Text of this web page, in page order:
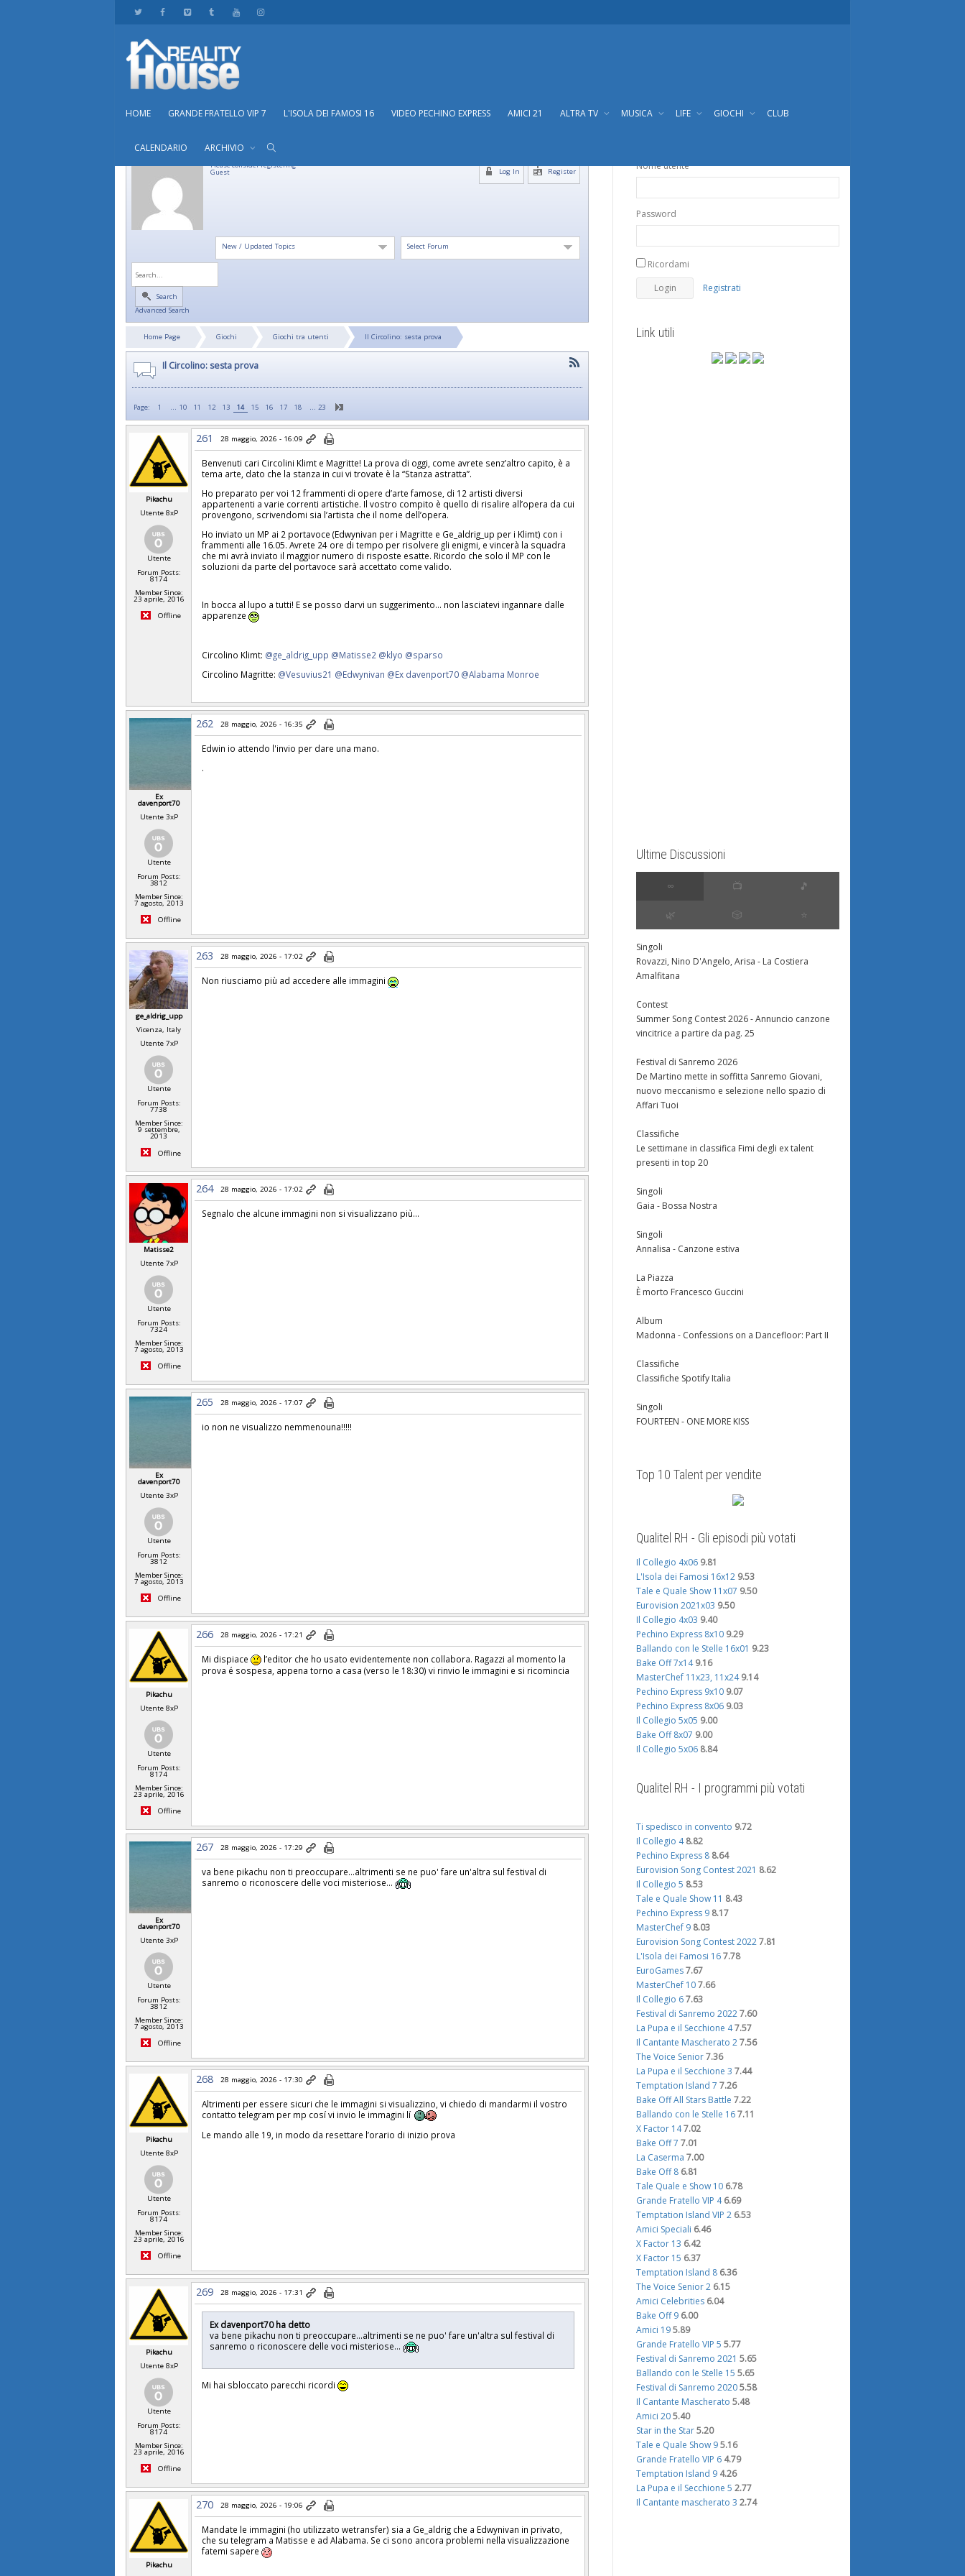
HOME GRANDE FRATELLO VIP 7 L'ISOLA DEI FAMOSI 16 VIDEO PECHINO EXPRESS AMICI 21 ALTRA TV MUSICA LIFE GIOCHI CLUB
CALENDARIO ARCHIVIO
Please consider registering
Guest Register
Log In
Select Forum
New / Updated Topics
Search
Advanced Search
Home Page Giochi Giochi tra utenti Il Circolino: sesta prova
Il Circolino: sesta prova
Page: 1 ... 10 11 12 13 14 15 16 17 18 … 23
Pikachu
Utente 8xP
Utente
Forum Posts:
8174
Member Since:
23 aprile, 2016
Offline
261 28 maggio, 2026 - 16:09
Benvenuti cari Circolini Klimt e Magritte! La prova di oggi, come avrete senz’altro capito, è a
tema arte, dato che la stanza in cui vi trovate è la “Stanza astratta”.
Ho preparato per voi 12 frammenti di opere d’arte famose, di 12 artisti diversi
appartenenti a varie correnti artistiche. Il vostro compito è quello di risalire all’opera da cui
provengono, scrivendomi sia l’artista che il nome dell’opera.
Ho inviato un MP ai 2 portavoce (Edwynivan per i Magritte e Ge_aldrig_up per i Klimt) con i
frammenti alle 16.05. Avrete 24 ore di tempo per risolvere gli enigmi, e vincerà la squadra
che mi avrà inviato il maggior numero di risposte esatte. Ricordo che solo il MP con le
soluzioni da parte del portavoce sarà accettato come valido.
In bocca al lupo a tutti! E se posso darvi un suggerimento… non lasciatevi ingannare dalle
apparenze
Circolino Klimt: @ge_aldrig_upp @Matisse2 @klyo @sparso
Circolino Magritte: @Vesuvius21 @Edwynivan @Ex davenport70 @Alabama Monroe
Ex
davenport70
Utente 3xP
Utente
Forum Posts:
3812
Member Since:
7 agosto, 2013
Offline
262 28 maggio, 2026 - 16:35
Edwin io attendo l'invio per dare una mano.
.
ge_aldrig_upp
Vicenza, Italy
Utente 7xP
Utente
Forum Posts:
7738
Member Since:
9 settembre,
2013
Offline
263 28 maggio, 2026 - 17:02
Non riusciamo più ad accedere alle immagini
Matisse2
Utente 7xP
Utente
Forum Posts:
7324
Member Since:
7 agosto, 2013
Offline
264 28 maggio, 2026 - 17:02
Segnalo che alcune immagini non si visualizzano più…
Ex
davenport70
Utente 3xP
Utente
Forum Posts:
3812
Member Since:
7 agosto, 2013
Offline
265 28 maggio, 2026 - 17:07
io non ne visualizzo nemmenouna!!!!!
Pikachu
Utente 8xP
Utente
Forum Posts:
8174
Member Since:
23 aprile, 2016
Offline
266 28 maggio, 2026 - 17:21
Mi dispiace
l’editor che ho usato evidentemente non collabora. Ragazzi al momento la
prova é sospesa, appena torno a casa (verso le 18:30) vi rinvio le immagini e si ricomincia
Ex
davenport70
Utente 3xP
Utente
Forum Posts:
3812
Member Since:
7 agosto, 2013
Offline
267 28 maggio, 2026 - 17:29
va bene pikachu non ti preoccupare...altrimenti se ne puo' fare un'altra sul festival di
sanremo o riconoscere delle voci misteriose...
Pikachu
Utente 8xP
Utente
Forum Posts:
8174
Member Since:
23 aprile, 2016
Offline
268 28 maggio, 2026 - 17:30
Altrimenti per essere sicuri che le immagini si visualizzino, vi chiedo di mandarmi il vostro
contatto telegram per mp cosí vi invio le immagini lí
Le mando alle 19, in modo da resettare l’orario di inizio prova
Pikachu
Utente 8xP
Utente
Forum Posts:
8174
Member Since:
23 aprile, 2016
Offline
269 28 maggio, 2026 - 17:31
Ex davenport70 ha detto
va bene pikachu non ti preoccupare...altrimenti se ne puo' fare un'altra sul festival di
sanremo o riconoscere delle voci misteriose...
Mi hai sbloccato parecchi ricordi
Pikachu
270 28 maggio, 2026 - 19:06
Mandate le immagini (ho utilizzato wetransfer) sia a Ge_aldrig che a Edwynivan in privato,
che su telegram a Matisse e ad Alabama. Se ci sono ancora problemi nella visualizzazione
fatemi sapere
Nome utente
Password
Ricordami
Registrati
Link utili
Ultime Discussioni
∞ 📺 🎵
🌿 🎲 ⭐️
Singoli
Rovazzi, Nino D'Angelo, Arisa - La Costiera
Amalfitana
Contest
Summer Song Contest 2026 - Annuncio canzone
vincitrice a partire da pag. 25
Festival di Sanremo 2026
De Martino mette in soffitta Sanremo Giovani,
nuovo meccanismo e selezione nello spazio di
Affari Tuoi
Classifiche
Le settimane in classifica Fimi degli ex talent
presenti in top 20
Singoli
Gaia - Bossa Nostra
Singoli
Annalisa - Canzone estiva
La Piazza
È morto Francesco Guccini
Album
Madonna - Confessions on a Dancefloor: Part II
Classifiche
Classifiche Spotify Italia
Singoli
FOURTEEN - ONE MORE KISS
Top 10 Talent per vendite
Qualitel RH - Gli episodi più votati
Il Collegio 4x06 9.81
L'Isola dei Famosi 16x12 9.53
Tale e Quale Show 11x07 9.50
Eurovision 2021x03 9.50
Il Collegio 4x03 9.40
Pechino Express 8x10 9.29
Ballando con le Stelle 16x01 9.23
Bake Off 7x14 9.16
MasterChef 11x23, 11x24 9.14
Pechino Express 9x10 9.07
Pechino Express 8x06 9.03
Il Collegio 5x05 9.00
Bake Off 8x07 9.00
Il Collegio 5x06 8.84
Qualitel RH - I programmi più votati
Ti spedisco in convento 9.72
Il Collegio 4 8.82
Pechino Express 8 8.64
Eurovision Song Contest 2021 8.62
Il Collegio 5 8.53
Tale e Quale Show 11 8.43
Pechino Express 9 8.17
MasterChef 9 8.03
Eurovision Song Contest 2022 7.81
L'Isola dei Famosi 16 7.78
EuroGames 7.67
MasterChef 10 7.66
Il Collegio 6 7.63
Festival di Sanremo 2022 7.60
La Pupa e il Secchione 47.57
Il Cantante Mascherato 2 7.56
The Voice Senior 7.36
La Pupa e il Secchione 3 7.44
Temptation Island 7 7.26
Bake Off All Stars Battle 7.22
Ballando con le Stelle 16 7.11
X Factor 147.02
Bake Off 7 7.01
La Caserma 7.00
Bake Off 8 6.81
Tale Quale e Show 10 6.78
Grande Fratello VIP 4 6.69
Temptation Island VIP 2 6.53
Amici Speciali 6.46
X Factor 13 6.42
X Factor 15 6.37
Temptation Island 8 6.36
The Voice Senior 2 6.15
Amici Celebrities 6.04
Bake Off 9 6.00
Amici 19 5.89
Grande Fratello VIP 5 5.77
Festival di Sanremo 2021 5.65
Ballando con le Stelle 15 5.65
Festival di Sanremo 2020 5.58
Il Cantante Mascherato 5.48
Amici 20 5.40
Star in the Star 5.20
Tale e Quale Show 9 5.16
Grande Fratello VIP 6 4.79
Temptation Island 9 4.26
La Pupa e il Secchione 5 2.77
Il Cantante mascherato 3 2.74